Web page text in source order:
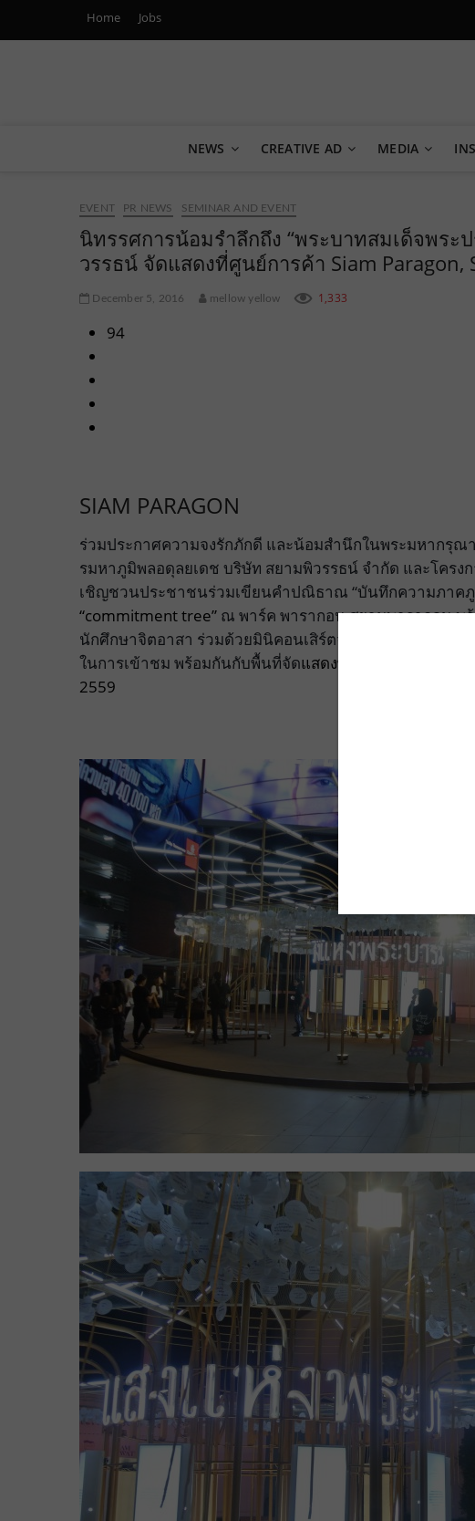
Home Jobs
Marketing Oops!
NEWS CREATIVE AD MEDIA
EVENT PR NEWS SEMINAR AND EVENT
นิทรรศการน้อมรำลึกถึง “พระบาทสมเด็จพร
วรรธน์ จัดแสดงที่ศูนย์การค้า Siam Paragon,
December 5, 2016 mellow yellow 1,333
94
SIAM PARAGON
ร่วมประกาศความจงรักภักดี และน้อมสำนึกในพระมหากรุ
รมหาภูมิพลอดุลยเดช บริษัท สยามพิวรรธน์ จำกัด และโครง
เชิญชวนประชาชนร่วมเขียนคำปณิธาณ “บันทึกความภาค
“commitment tree” ณ พาร์ค พารากอน สยามพารากอน
นักศึกษาจิตอาสา ร่วมด้วยมินิคอนเสิร์ตจากศิลปินจิตอาสา ร
ในการเข้าชม พร้อมกันกับพื้นที่จัดแสดงพระบรมสาทิสลักษณ์
2559